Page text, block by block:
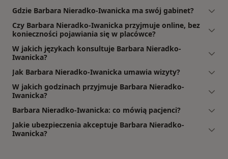
Gdzie Barbara Nieradko-Iwanicka ma swój gabinet?
Czy Barbara Nieradko-Iwanicka przyjmuje online, bez
konieczności pojawiania się w placówce?
W jakich językach konsultuje Barbara Nieradko-
Iwanicka?
Jak Barbara Nieradko-Iwanicka umawia wizyty?
W jakich godzinach przyjmuje Barbara Nieradko-
Iwanicka?
Barbara Nieradko-Iwanicka: co mówią pacjenci?
Jakie ubezpieczenia akceptuje Barbara Nieradko-
Iwanicka?